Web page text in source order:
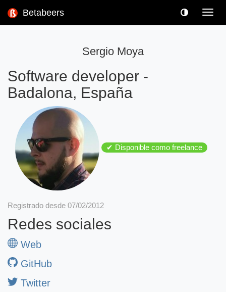
Betabeers
Sergio Moya
Software developer -
Badalona, España
✔ Disponible como freelance
Registrado desde 07/02/2012
Redes sociales
Web
GitHub
Twitter